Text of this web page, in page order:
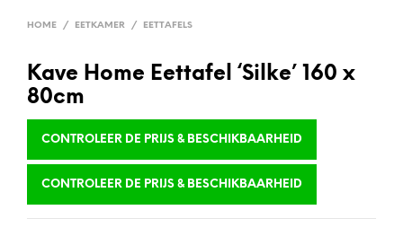
HOME / EETKAMER / EETTAFELS
Kave Home Eettafel ‘Silke’ 160 x
80cm
CONTROLEER DE PRIJS & BESCHIKBAARHEID
CONTROLEER DE PRIJS & BESCHIKBAARHEID